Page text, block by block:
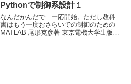
Pythonで制御系設計１
なんだかんだで 一応開始。ただし教科
書はもう一度おさらいでの制御のための
MATLAB 尾形克彦著 東京電機大学出版局